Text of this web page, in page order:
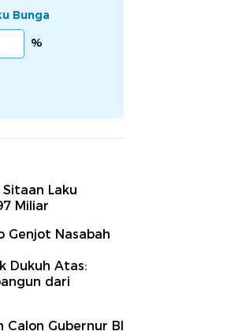
Bunga
%
Laku
Miliar
Genjot Nasabah
Dukuh Atas:
dari
Calon Gubernur BI